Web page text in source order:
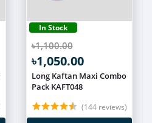
In Stock
৳1,100.00
৳1,050.00
Long Kaftan Maxi Combo
Pack KAFT048
(144 reviews)